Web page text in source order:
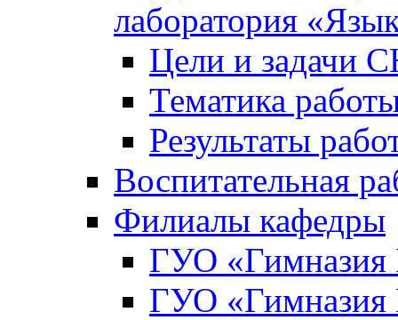
лаборатория
Цели и задачи
Тематика
Результаты
Воспитательная
Филиалы кафедры
ГУО «Гимназия
ГУО